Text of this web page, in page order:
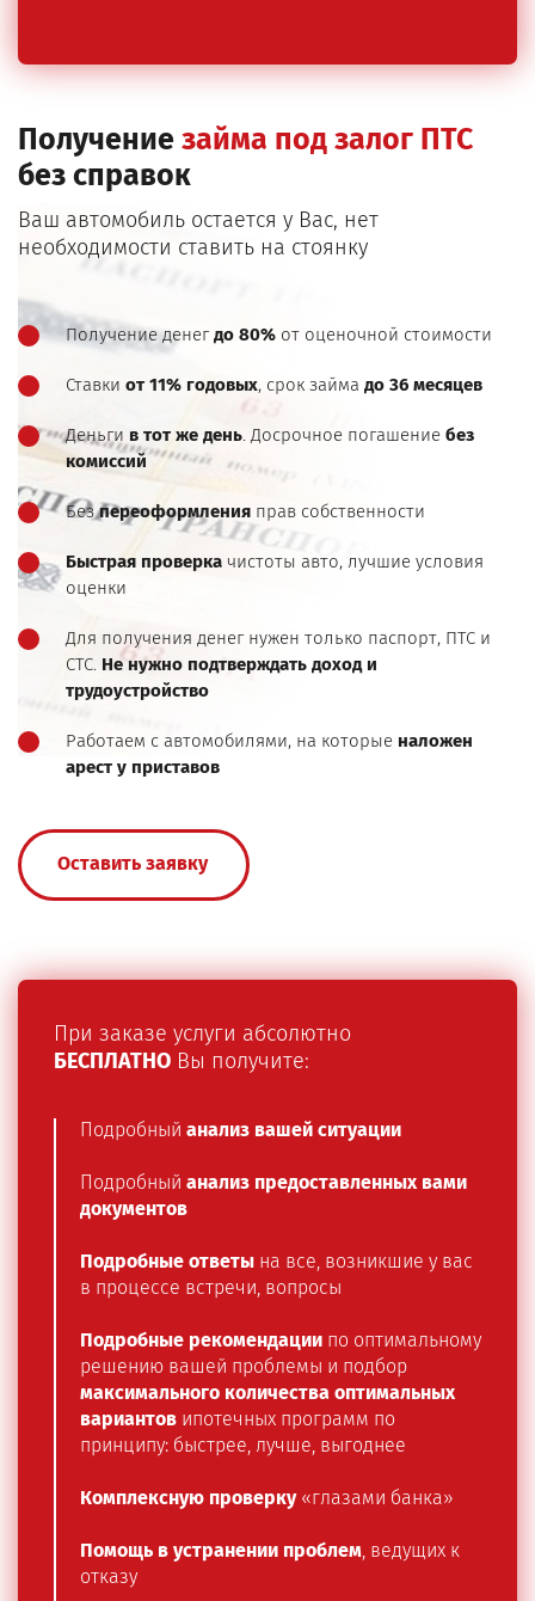
Получениезайма под залог ПТС
без справок
Ваш автомобиль остается у Вас, нет
необходимости ставить на стоянку
Получение денегдо 80% от оценочной стоимости
Ставки от 11% годовых, срок займа до 36 месяцев
Деньги в тот же день. Досрочное погашениебез
комиссий
Безпереоформления прав собственности
Быстрая проверкачистоты авто, лучшие условия
оценки
Для получения денег нужен только паспорт, ПТС и
СТС. Не нужно подтверждать доход и
трудоустройство
Работаем с автомобилями, на которые наложен
арест у приставов
Оставить заявку
При заказе услуги абсолютно
БЕСПЛАТНО Вы получите:
Подробный анализ вашей ситуации
Подробный анализ предоставленных вами
документов
Подробные ответы на все, возникшие у вас
в процессе встречи, вопросы
Подробные рекомендации по оптимальному
решению вашей проблемы и подбор
максимального количества оптимальных
вариантов ипотечных программ по
принципу: быстрее, лучше, выгоднее
Комплексную проверку«глазами банка»
Помощь в устранении проблем, ведущих к
отказу